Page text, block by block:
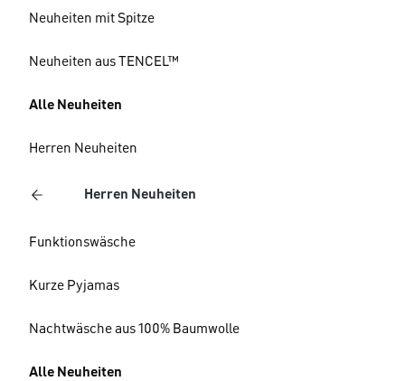
Neuheiten mit Spitze
Neuheiten aus TENCEL™
Alle Neuheiten
Herren Neuheiten
Herren Neuheiten
Funktionswäsche
Kurze Pyjamas
Nachtwäsche aus 100% Baumwolle
Alle Neuheiten